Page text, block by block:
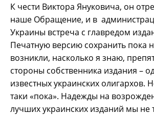
К чести Виктора Януковича, он
наше Обращение, и в
Украины встреча с главредом
Печатную версию сохранить пока
возникли, насколько я знаю,
стороны собственника издания –
известных украинских олигархов.
таки «пока». Надежды на
лучших украинских изданий мы не